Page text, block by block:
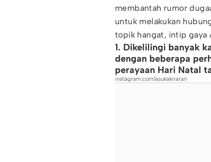
membantah rumor
untuk melakukan
topik hangat, intip gaya
1. Dikelilingi banyak
dengan beberapa
perayaan Hari Natal
instagram.com/asukakiraran